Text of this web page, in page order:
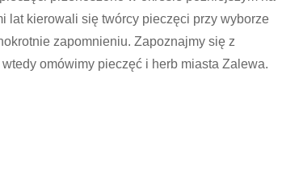
lat kierowali się twórcy pieczęci przy wyborze
zapomnieniu. Zapoznajmy się z
omówimy pieczęć i herb miasta Zalewa.